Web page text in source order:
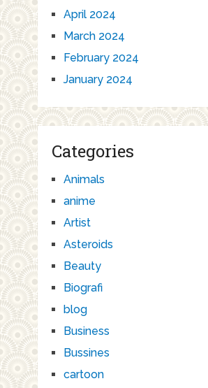
April 2024
March 2024
February 2024
January 2024
Categories
Animals
anime
Artist
Asteroids
Beauty
Biografi
blog
Business
Bussines
cartoon